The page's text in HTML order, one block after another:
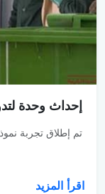
إحداث وحدة
تم إطلاق تجربة
اقرأ المزيد